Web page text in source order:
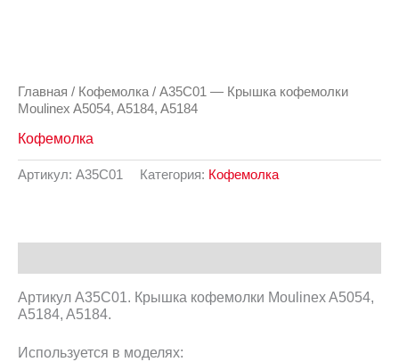
Главная / Кофемолка/ A35C01 — Крышка кофемолки
Moulinex A5054, A5184, A5184
Кофемолка
Артикул: A35C01 Категория: Кофемолка
Артикул A35C01. Крышка кофемолки Moulinex A5054,
A5184, A5184.
Используется в моделях: